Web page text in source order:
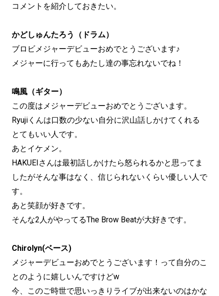
コメントを紹介しておきたい。
かどしゅんたろう（ドラム）
ブロビメジャーデビューおめでとうございます♪
メジャーに行ってもあたし達の事忘れないでね！
鳴風（ギター）
この度はメジャーデビューおめでとうございます。
Ryujiくんは口数の少ない自分に沢山話しかけてくれる
とてもいい人です。
あとイケメン。
HAKUEIさんは最初話しかけたら怒られるかと思ってま
したがそんな事はなく、信じられないくらい優しい人で
す。
あと笑顔が好きです。
そんな2人がやってるThe Brow Beatが大好きです。
Chirolyn(ベース)
メジャーデビューおめでとうございます！って自分のこ
とのように嬉しいんですけどw
今、このご時世で思いっきりライブが出来ないのはかな